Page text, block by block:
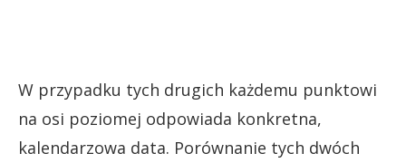
W przypadku tych drugich każdemu punktowi
na osi poziomej odpowiada konkretna,
kalendarzowa data. Porównanie tych dwóch